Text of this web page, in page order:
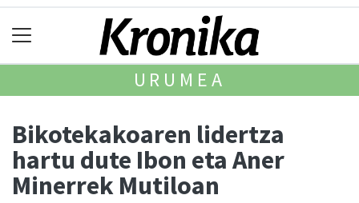
URUMEA
Bikotekakoaren lidertza
hartu dute Ibon eta Aner
Minerrek Mutiloan